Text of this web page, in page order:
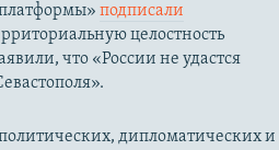
платформы»подписали
целостность
что «России не удастся
дипломатических и